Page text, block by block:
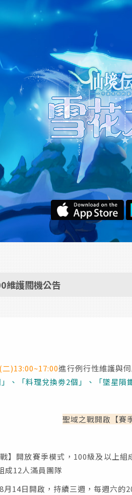
護關機公告
)13:00~17:00進行例行性維護與
」、「料理兌換劵2個」、「墜星隕
聖域之戰開啟【賽
開放賽季模式，100級及以上組
成12人滿員團隊
14日開啟，持續三週，每週六的